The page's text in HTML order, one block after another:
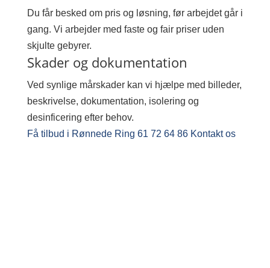
Du får besked om pris og løsning, før arbejdet går i
gang. Vi arbejder med faste og fair priser uden
skjulte gebyrer.
Skader og dokumentation
Ved synlige mårskader kan vi hjælpe med billeder,
beskrivelse, dokumentation, isolering og
desinficering efter behov.
Få tilbud i Rønnede Ring 61 72 64 86 Kontakt os